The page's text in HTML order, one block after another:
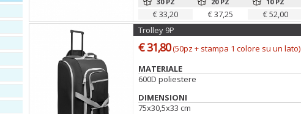
€ 33,20 € 37,25 € 52,00
Trolley 9P
€ 31,80(50pz + stampa 1 colore su un lato)
MATERIALE
600D poliestere
DIMENSIONI
75x30,5x33 cm